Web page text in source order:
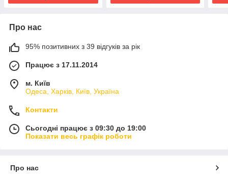
Про нас
95% позитивних з 39 відгуків за рік
Працює з 17.11.2014
м. Київ
Одеса, Харків, Київ, Україна
Контакти
Сьогодні працює з 09:30 до 19:00
Показати весь графік роботи
Про нас